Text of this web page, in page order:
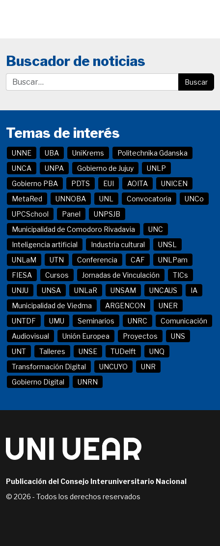
Buscador de noticias
Buscar
Temas de interés
UNNE UBA UniKrems
Politechnika Gdanska
UNCA
UNPA Gobierno de Jujuy
UNLP
Gobierno PBA
PDTS EUI AOITA
UNICEN
MetaRed
UNNOBA UNL Convocatoria
UNCo
UPCSchool
Panel
UNPSJB
Municipalidad de Comodoro Rivadavia
UNC
Inteligencia artificial
Industria cultural
UNSL
UNLaM
UTN Conferencia CAF
UNLPam
FIESA
Cursos Jornadas de Vinculación
TICs
UNJU
UNSA UNLaR UNSAM UNCAUS
IA
Municipalidad de Viedma
ARGENCON
UNER
UNTDF
UMU Seminarios UNRC
Comunicación
Audiovisual
Unión Europea Proyectos
UNS
UNT
Talleres UNSE TUDelft
UNQ
Transformación Digital
UNCUYO
UNR
Gobierno Digital
UNRN
Publicación del Consejo Interuniversitario Nacional
© 2026 - Todos los derechos reservados